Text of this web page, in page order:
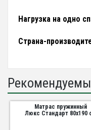
Нагрузка на одно
Страна-
Матрас пружинный
Люкс Стандарт 80х190